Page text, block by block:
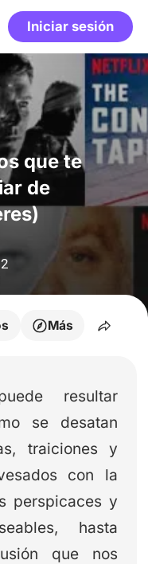
Iniciar sesión
que te
de
Más
resultar
se desatan
traiciones y
con la
perspicaces y
hasta
que nos